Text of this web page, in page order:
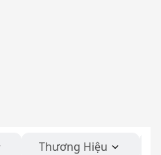
Thương Hiệu